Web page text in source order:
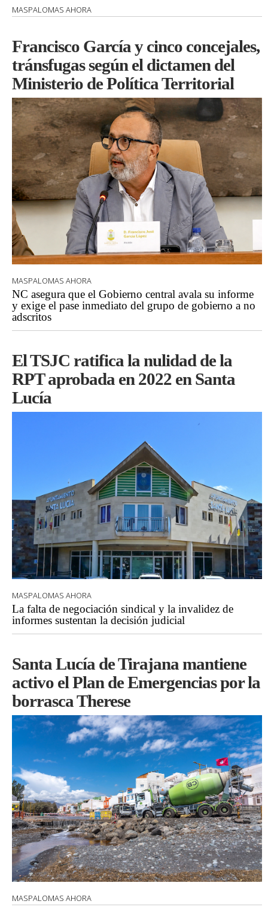
MASPALOMAS AHORA
Francisco García y cinco concejales,
tránsfugas según el dictamen del
Ministerio de Política Territorial
MASPALOMAS AHORA
NC asegura que el Gobierno central avala su informe
y exige el pase inmediato del grupo de gobierno a no
adscritos
El TSJC ratifica la nulidad de la
RPT aprobada en 2022 en Santa
Lucía
MASPALOMAS AHORA
La falta de negociación sindical y la invalidez de
informes sustentan la decisión judicial
Santa Lucía de Tirajana mantiene
activo el Plan de Emergencias por la
borrasca Therese
MASPALOMAS AHORA